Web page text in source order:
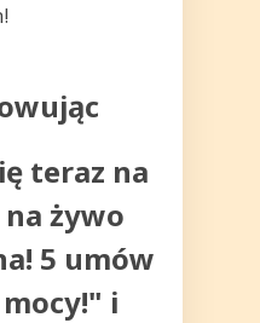
teraz na
żywo
5 umów
i